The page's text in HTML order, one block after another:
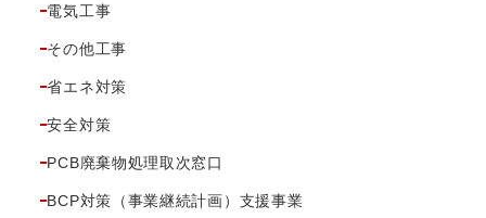
電気工事
その他工事
省エネ対策
安全対策
PCB廃棄物処理取次窓口
BCP対策（事業継続計画）支援事業